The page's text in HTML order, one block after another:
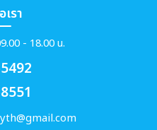
รา
- 18.00 น.